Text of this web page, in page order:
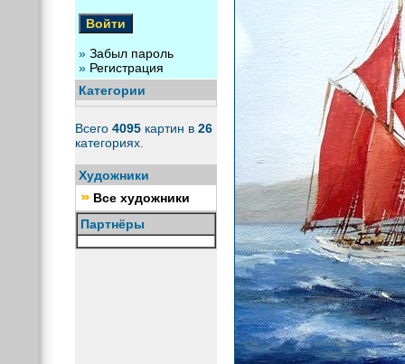
» Забыл пароль
» Регистрация
Категории
Всего 4095 картин в 26
категориях.
Художники
Все художники
Партнёры